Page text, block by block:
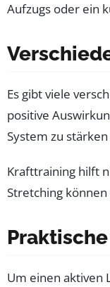
Aufzugs oder ein
Es gibt viele
positive
System zu
Krafttraining hilft
Stretching
Um einen aktiven